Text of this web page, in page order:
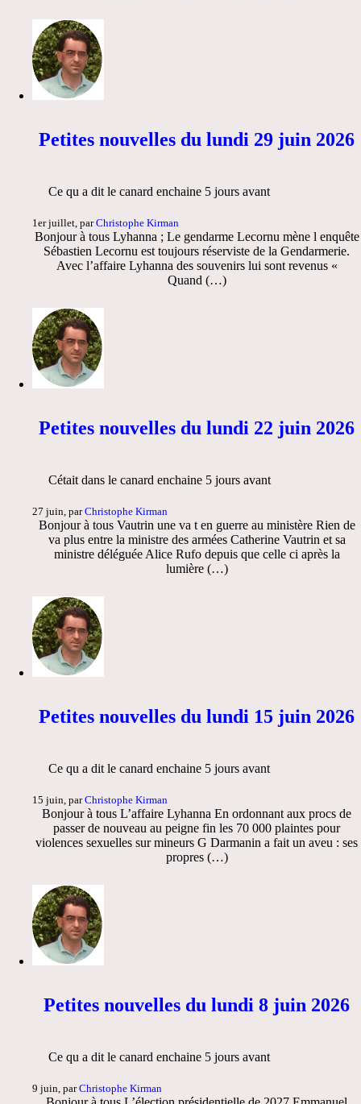
Petites nouvelles du lundi 29 juin 2026
Ce qu a dit le canard enchaine 5 jours avant
1er juillet, parChristophe Kirman
Bonjour à tous Lyhanna ; Le gendarme Lecornu mène l enquête
Sébastien Lecornu est toujours réserviste de la Gendarmerie.
Avec l’affaire Lyhanna des souvenirs lui sont revenus «
Quand (…)
Petites nouvelles du lundi 22 juin 2026
Cétait dans le canard enchaine 5 jours avant
27 juin, parChristophe Kirman
Bonjour à tous Vautrin une va t en guerre au ministère Rien de
va plus entre la ministre des armées Catherine Vautrin et sa
ministre déléguée Alice Rufo depuis que celle ci après la
lumière (…)
Petites nouvelles du lundi 15 juin 2026
Ce qu a dit le canard enchaine 5 jours avant
15 juin, parChristophe Kirman
Bonjour à tous L’affaire Lyhanna En ordonnant aux procs de
passer de nouveau au peigne fin les 70 000 plaintes pour
violences sexuelles sur mineurs G Darmanin a fait un aveu : ses
propres (…)
Petites nouvelles du lundi 8 juin 2026
Ce qu a dit le canard enchaine 5 jours avant
9 juin, parChristophe Kirman